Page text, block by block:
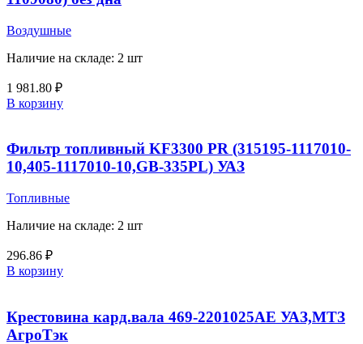
Воздушные
Наличие на складе: 2 шт
1 981.80 ₽
В корзину
Фильтр топливный KF3300 PR (315195-1117010-
10,405-1117010-10,GB-335PL) УАЗ
Топливные
Наличие на складе: 2 шт
296.86 ₽
В корзину
Крестовина кард.вала 469-2201025АЕ УАЗ,МТЗ
АгроТэк